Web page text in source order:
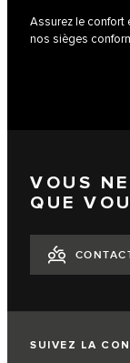
Assurez le confort
nos sièges
VOUS
QUE
SUIVEZ LA